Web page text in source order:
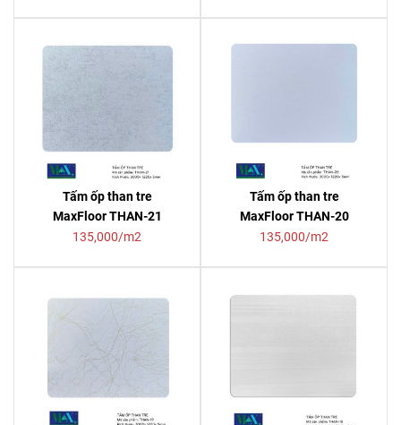
Tấm ốp than tre
MaxFloor THAN-21
135,000/m2
Tấm ốp than tre
MaxFloor THAN-20
135,000/m2